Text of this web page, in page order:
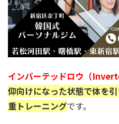
インバーテッドロウ（
仰向けになった状態で体を
重トレーニングです。